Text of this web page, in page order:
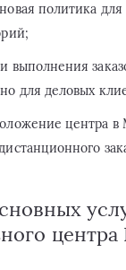
политика для
выполнения
для деловых
центра в
центра